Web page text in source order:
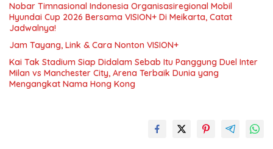
Nobar Timnasional Indonesia Organisasiregional Mobil
Hyundai Cup 2026 Bersama VISION+ Di Meikarta, Catat
Jadwalnya!
Jam Tayang, Link & Cara Nonton VISION+
Kai Tak Stadium Siap Didalam Sebab Itu Panggung Duel Inter
Milan vs Manchester City, Arena Terbaik Dunia yang
Mengangkat Nama Hong Kong